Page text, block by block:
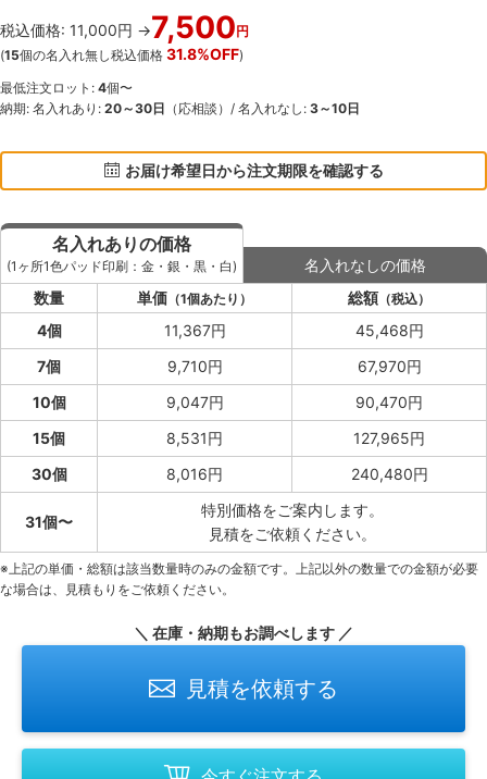
税込価格: 11,000円 →7,500円
(15個の名入れ無し税込価格 31.8%OFF)
最低注文ロット: 4個〜
納期: 名入れあり: 20～30日 （応相談）/ 名入れなし: 3～10日
お届け希望日から注文期限を確認する
名入れありの価格
(1ヶ所1色パッド印刷：金・銀・黒・白)
名入れなしの価格
数量
単価 （1個あたり） 総額 （税込）
4個 11,367円
45,468円
7個
9,710円
67,970円
10個
9,047円
90,470円
15個
8,531円
127,965円
30個
8,016円 240,480円
31個〜
特別価格をご案内します。
見積をご依頼ください。
※上記の単価・総額は該当数量時のみの金額です。上記以外の数量での金額が必要
な場合は、見積もりをご依頼ください。
＼ 在庫・納期もお調べします ／
見積を依頼する